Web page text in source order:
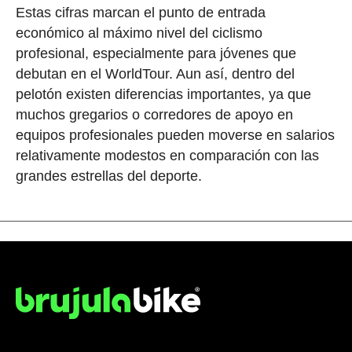
Estas cifras marcan el punto de entrada
económico al máximo nivel del ciclismo
profesional, especialmente para jóvenes que
debutan en el WorldTour. Aun así, dentro del
pelotón existen diferencias importantes, ya que
muchos gregarios o corredores de apoyo en
equipos profesionales pueden moverse en salarios
relativamente modestos en comparación con las
grandes estrellas del deporte.